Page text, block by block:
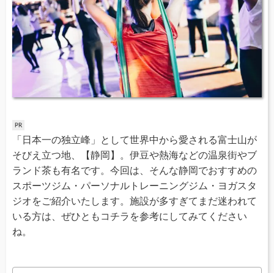
「日本一の独立峰」として世界中から愛される富士山が
そびえ立つ地、【静岡】。伊豆や熱海などの温泉街やブ
ランド茶も有名です。今回は、そんな静岡でおすすめの
スポーツジム・パーソナルトレーニングジム・ヨガスタ
ジオをご紹介いたします。施設が多すぎてまだ迷われて
いる方は、ぜひともコチラを参考にしてみてください
ね。